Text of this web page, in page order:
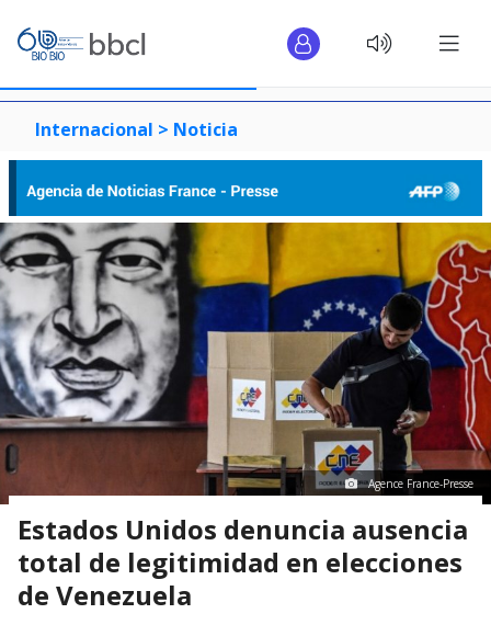
Internacional > Noticia
Agence France-Presse
Estados Unidos denuncia ausencia
total de legitimidad en elecciones
de Venezuela